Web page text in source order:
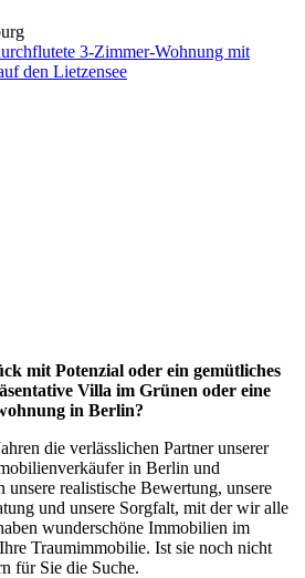
3-Zimmer-Wohnung mit
den Lietzensee
mit Potenzial oder ein gemütliches
Villa im Grünen oder eine
in Berlin?
die verlässlichen Partner unserer
in Berlin und
unsere realistische Bewertung, unsere
und unsere Sorgfalt, mit der wir alle
wunderschöne Immobilien im
Traumimmobilie. Ist sie noch nicht
für Sie die Suche.